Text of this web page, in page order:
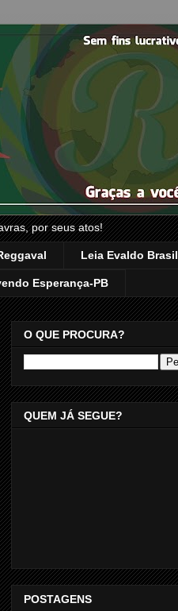
por seus atos!
Leia Evaldo Brasil
Esperança-PB
O QUE PROCURA?
QUEM JÁ SEGUE?
POSTAGENS